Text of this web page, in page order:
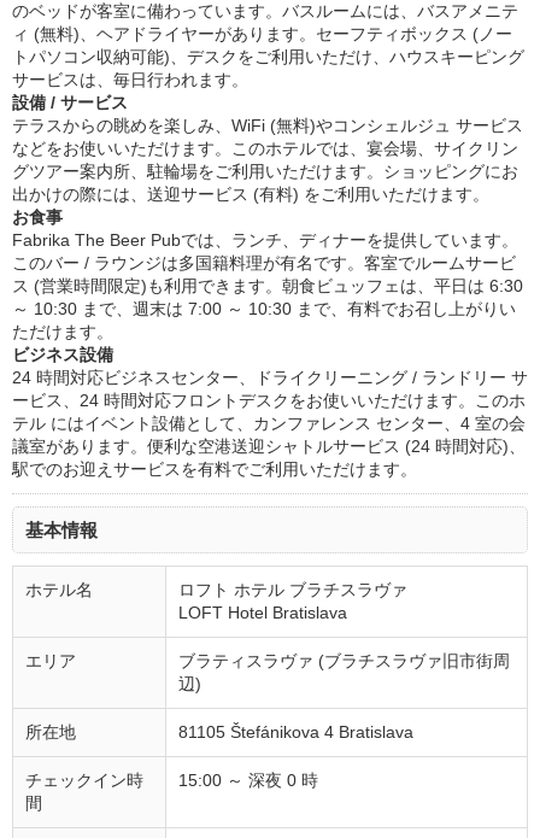
のベッドが客室に備わっています。バスルームには、バスアメニテ
ィ (無料)、ヘアドライヤーがあります。セーフティボックス (ノー
トパソコン収納可能)、デスクをご利用いただけ、ハウスキーピング
サービスは、毎日行われます。
設備 / サービス
テラスからの眺めを楽しみ、WiFi (無料)やコンシェルジュ サービス
などをお使いいただけます。このホテルでは、宴会場、サイクリン
グツアー案内所、駐輪場をご利用いただけます。ショッピングにお
出かけの際には、送迎サービス (有料) をご利用いただけます。
お食事
Fabrika The Beer Pubでは、ランチ、ディナーを提供しています。
このバー / ラウンジは多国籍料理が有名です。客室でルームサービ
ス (営業時間限定)も利用できます。朝食ビュッフェは、平日は 6:30
～ 10:30 まで、週末は 7:00 ～ 10:30 まで、有料でお召し上がりい
ただけます。
ビジネス設備
24 時間対応ビジネスセンター、ドライクリーニング / ランドリー サ
ービス、24 時間対応フロントデスクをお使いいただけます。このホ
テル にはイベント設備として、カンファレンス センター、4 室の会
議室があります。便利な空港送迎シャトルサービス (24 時間対応)、
駅でのお迎えサービスを有料でご利用いただけます。
基本情報
ホテル名
ロフト ホテル ブラチスラヴァ
LOFT Hotel Bratislava
エリア
ブラティスラヴァ (ブラチスラヴァ旧市街周
辺)
所在地 81105 Štefánikova 4 Bratislava
チェックイン時
間
15:00 ～ 深夜 0 時